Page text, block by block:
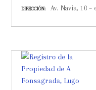
DIRECCIÓN Av. Navia, 10 –